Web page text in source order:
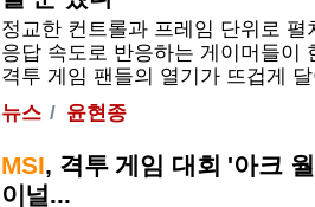
정교한 컨트롤과 프레임 단위로
응답 속도로 반응하는 게이머들이
격투 게임 팬들의 열기가 뜨겁게
뉴스
윤현종
MSI, 격투 게임 대회 '아크
이널...